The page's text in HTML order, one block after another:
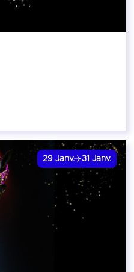
29 Janv. 31 Janv.